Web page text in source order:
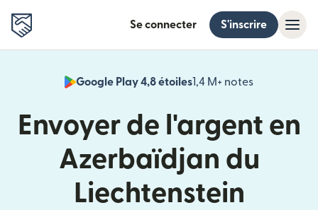
Se connecter S'inscrire
Google Play 4,8 étoiles1,4 M+ notes
Envoyer de l'argent en
Azerbaïdjan du
Liechtenstein